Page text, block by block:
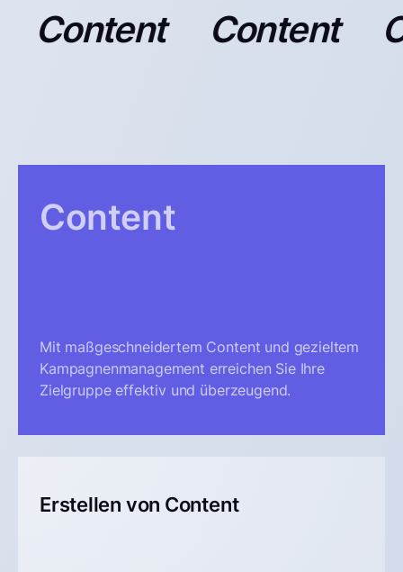
Content Content
Content
Mit maßgeschneidertem Content und gezieltem
Kampagnenmanagement erreichen Sie Ihre
Zielgruppe effektiv und überzeugend.
Erstellen von Content